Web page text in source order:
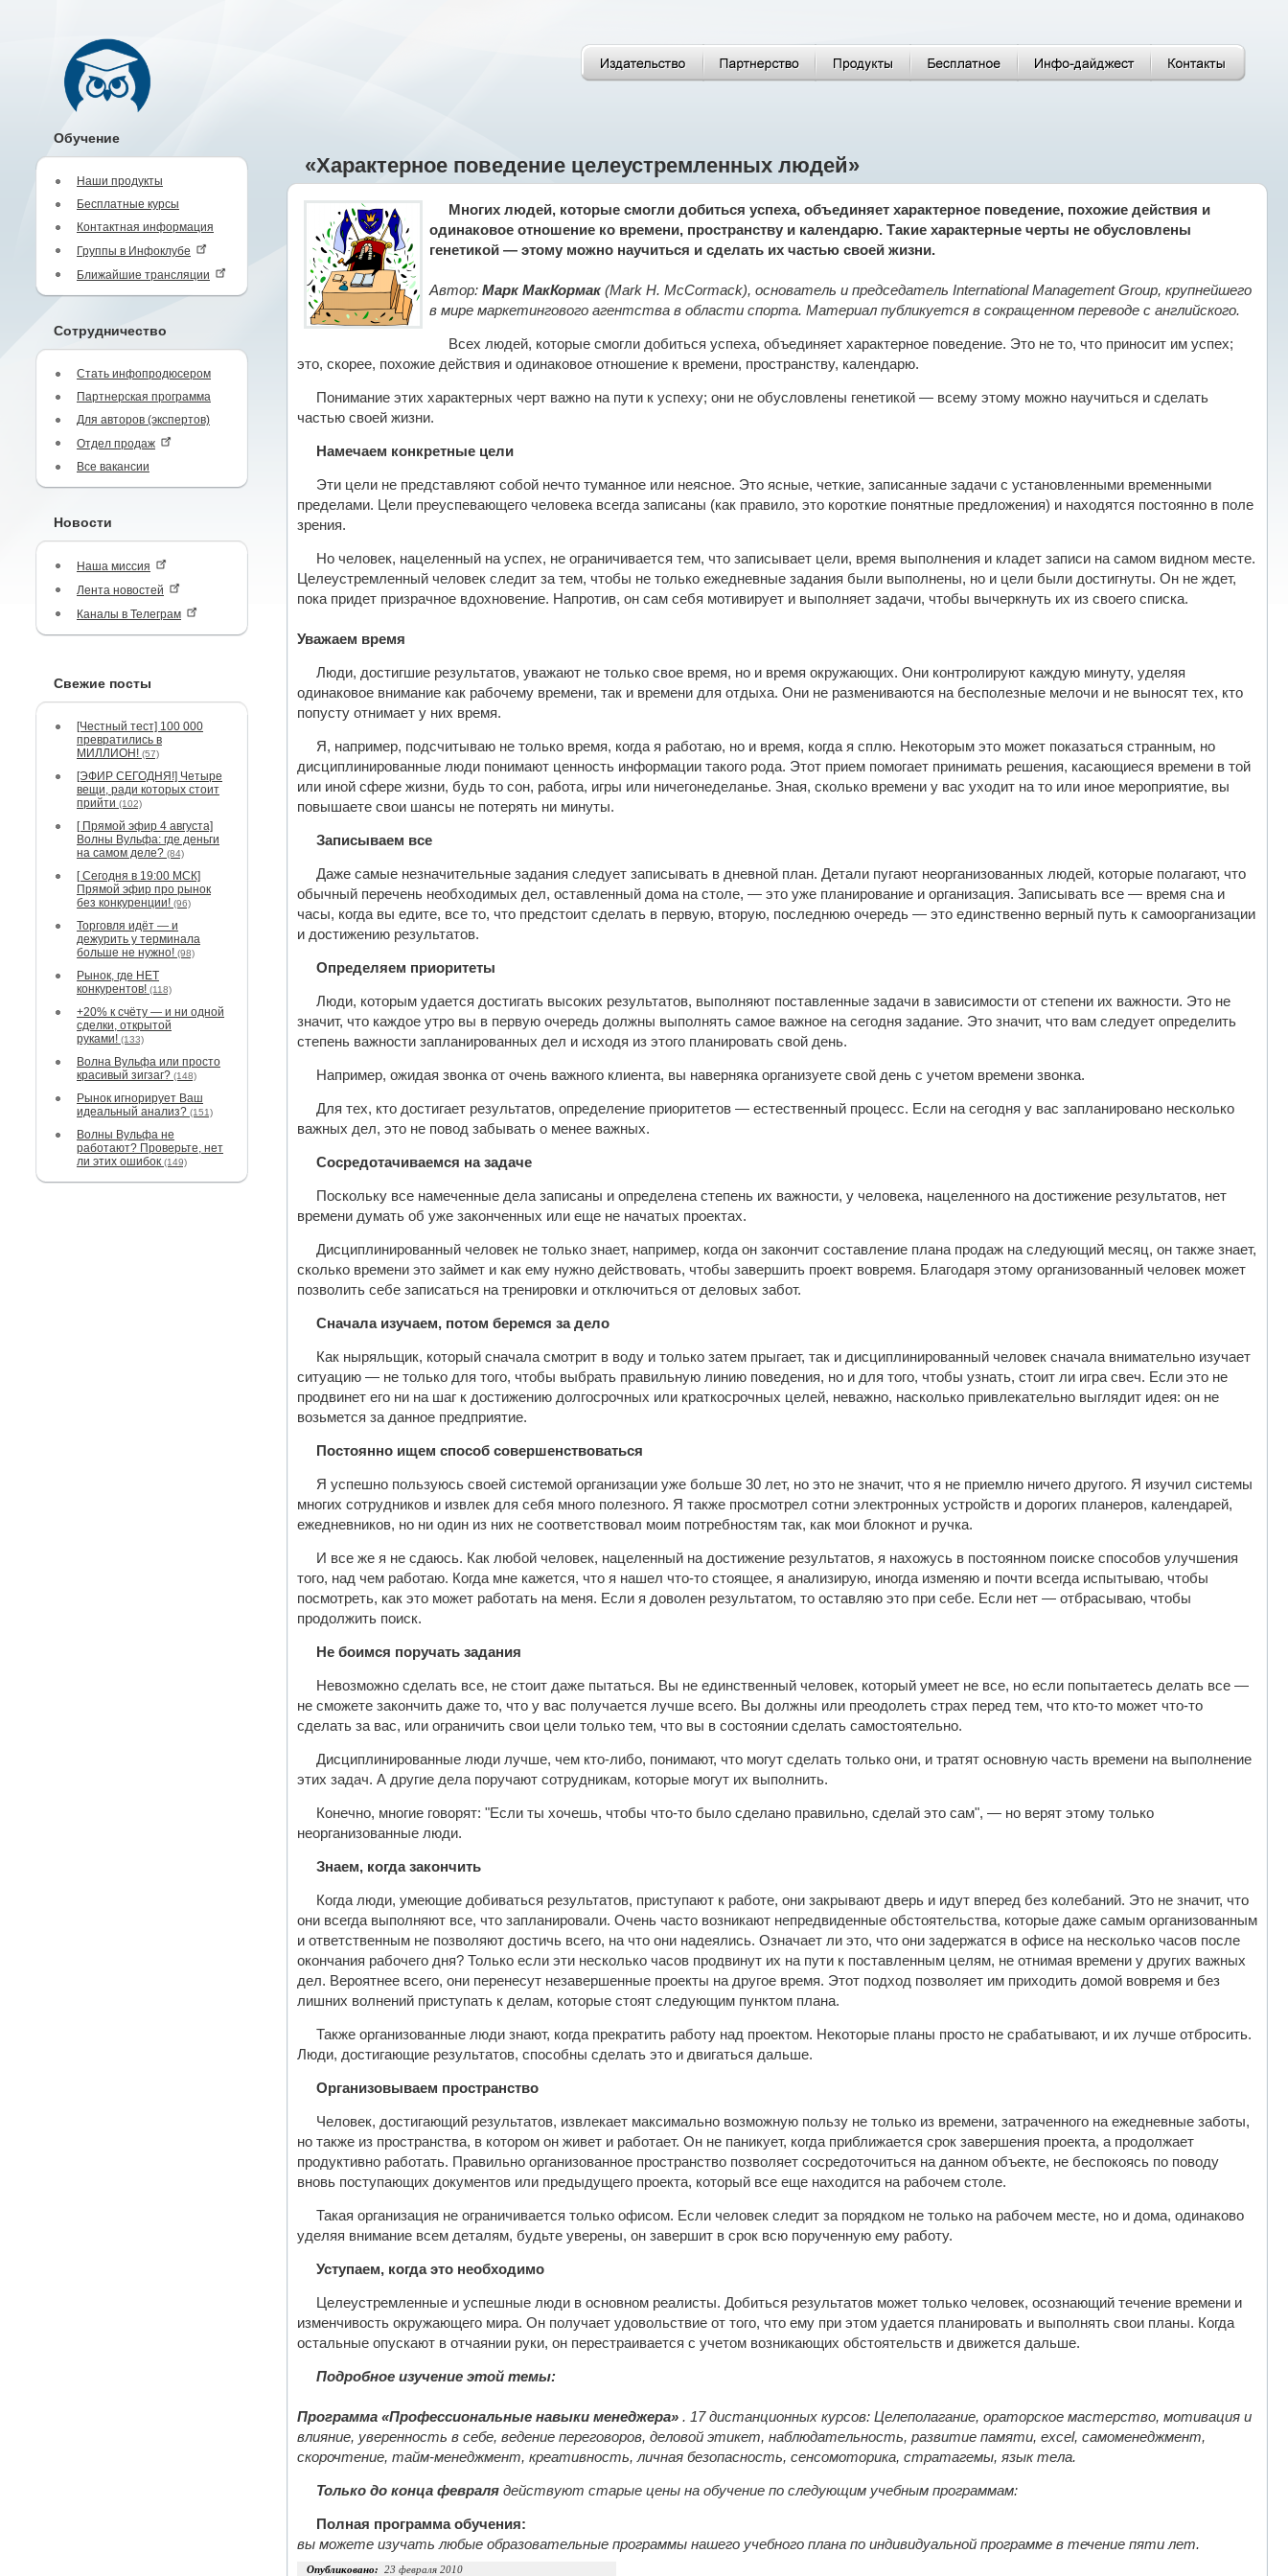
Обучение
Наши продукты
Бесплатные курсы
Контактная информация
Группы в Инфоклубе
Ближайшие трансляции
Сотрудничество
Стать инфопродюсером
Партнерская программа
Для авторов (экспертов)
Отдел продаж
Все вакансии
Новости
Наша миссия
Лента новостей
Каналы в Телеграм
Свежие посты
[Честный тест] 100 000
превратились в
МИЛЛИОН! (57)
[ЭФИР СЕГОДНЯ!] Четыре
вещи, ради которых стоит
прийти (102)
[ Прямой эфир 4 августа]
Волны Вульфа: где деньги
на самом деле? (84)
[ Сегодня в 19:00 МСК]
Прямой эфир про рынок
без конкуренции! (96)
Торговля идёт — и
дежурить у терминала
больше не нужно! (98)
Рынок, где НЕТ
конкурентов! (118)
+20% к счёту — и ни одной
сделки, открытой
руками! (133)
Волна Вульфа или просто
красивый зигзаг? (148)
Рынок игнорирует Ваш
идеальный анализ? (151)
Волны Вульфа не
работают? Проверьте, нет
ли этих ошибок (149)
«Характерное поведение целеустремленных людей»
Многих людей, которые смогли добиться успеха, объединяет характерное поведение, похожие действия и
одинаковое отношение ко времени, пространству и календарю. Такие характерные черты не обусловлены
генетикой — этому можно научиться и сделать их частью своей жизни.
Автор: Марк МакКормак (Mark H. McCormack), основатель и председатель International Management Group, крупнейшего
в мире маркетингового агентства в области спорта. Материал публикуется в сокращенном переводе с английского.
Всех людей, которые смогли добиться успеха, объединяет характерное поведение. Это не то, что приносит им успех;
это, скорее, похожие действия и одинаковое отношение к времени, пространству, календарю.
Понимание этих характерных черт важно на пути к успеху; они не обусловлены генетикой — всему этому можно научиться и сделать
частью своей жизни.
Намечаем конкретные цели
Эти цели не представляют собой нечто туманное или неясное. Это ясные, четкие, записанные задачи с установленными временными
пределами. Цели преуспевающего человека всегда записаны (как правило, это короткие понятные предложения) и находятся постоянно в поле
зрения.
Но человек, нацеленный на успех, не ограничивается тем, что записывает цели, время выполнения и кладет записи на самом видном месте.
Целеустремленный человек следит за тем, чтобы не только ежедневные задания были выполнены, но и цели были достигнуты. Он не ждет,
пока придет призрачное вдохновение. Напротив, он сам себя мотивирует и выполняет задачи, чтобы вычеркнуть их из своего списка.
Уважаем время
Люди, достигшие результатов, уважают не только свое время, но и время окружающих. Они контролируют каждую минуту, уделяя
одинаковое внимание как рабочему времени, так и времени для отдыха. Они не размениваются на бесполезные мелочи и не выносят тех, кто
попусту отнимает у них время.
Я, например, подсчитываю не только время, когда я работаю, но и время, когда я сплю. Некоторым это может показаться странным, но
дисциплинированные люди понимают ценность информации такого рода. Этот прием помогает принимать решения, касающиеся времени в той
или иной сфере жизни, будь то сон, работа, игры или ничегонеделанье. Зная, сколько времени у вас уходит на то или иное мероприятие, вы
повышаете свои шансы не потерять ни минуты.
Записываем все
Даже самые незначительные задания следует записывать в дневной план. Детали пугают неорганизованных людей, которые полагают, что
обычный перечень необходимых дел, оставленный дома на столе, — это уже планирование и организация. Записывать все — время сна и
часы, когда вы едите, все то, что предстоит сделать в первую, вторую, последнюю очередь — это единственно верный путь к самоорганизации
и достижению результатов.
Определяем приоритеты
Люди, которым удается достигать высоких результатов, выполняют поставленные задачи в зависимости от степени их важности. Это не
значит, что каждое утро вы в первую очередь должны выполнять самое важное на сегодня задание. Это значит, что вам следует определить
степень важности запланированных дел и исходя из этого планировать свой день.
Например, ожидая звонка от очень важного клиента, вы наверняка организуете свой день с учетом времени звонка.
Для тех, кто достигает результатов, определение приоритетов — естественный процесс. Если на сегодня у вас запланировано несколько
важных дел, это не повод забывать о менее важных.
Сосредотачиваемся на задаче
Поскольку все намеченные дела записаны и определена степень их важности, у человека, нацеленного на достижение результатов, нет
времени думать об уже законченных или еще не начатых проектах.
Дисциплинированный человек не только знает, например, когда он закончит составление плана продаж на следующий месяц, он также знает,
сколько времени это займет и как ему нужно действовать, чтобы завершить проект вовремя. Благодаря этому организованный человек может
позволить себе записаться на тренировки и отключиться от деловых забот.
Сначала изучаем, потом беремся за дело
Как ныряльщик, который сначала смотрит в воду и только затем прыгает, так и дисциплинированный человек сначала внимательно изучает
ситуацию — не только для того, чтобы выбрать правильную линию поведения, но и для того, чтобы узнать, стоит ли игра свеч. Если это не
продвинет его ни на шаг к достижению долгосрочных или краткосрочных целей, неважно, насколько привлекательно выглядит идея: он не
возьмется за данное предприятие.
Постоянно ищем способ совершенствоваться
Я успешно пользуюсь своей системой организации уже больше 30 лет, но это не значит, что я не приемлю ничего другого. Я изучил системы
многих сотрудников и извлек для себя много полезного. Я также просмотрел сотни электронных устройств и дорогих планеров, календарей,
ежедневников, но ни один из них не соответствовал моим потребностям так, как мои блокнот и ручка.
И все же я не сдаюсь. Как любой человек, нацеленный на достижение результатов, я нахожусь в постоянном поиске способов улучшения
того, над чем работаю. Когда мне кажется, что я нашел что-то стоящее, я анализирую, иногда изменяю и почти всегда испытываю, чтобы
посмотреть, как это может работать на меня. Если я доволен результатом, то оставляю это при себе. Если нет — отбрасываю, чтобы
продолжить поиск.
Не боимся поручать задания
Невозможно сделать все, не стоит даже пытаться. Вы не единственный человек, который умеет не все, но если попытаетесь делать все —
не сможете закончить даже то, что у вас получается лучше всего. Вы должны или преодолеть страх перед тем, что кто-то может что-то
сделать за вас, или ограничить свои цели только тем, что вы в состоянии сделать самостоятельно.
Дисциплинированные люди лучше, чем кто-либо, понимают, что могут сделать только они, и тратят основную часть времени на выполнение
этих задач. А другие дела поручают сотрудникам, которые могут их выполнить.
Конечно, многие говорят: "Если ты хочешь, чтобы что-то было сделано правильно, сделай это сам", — но верят этому только
неорганизованные люди.
Знаем, когда закончить
Когда люди, умеющие добиваться результатов, приступают к работе, они закрывают дверь и идут вперед без колебаний. Это не значит, что
они всегда выполняют все, что запланировали. Очень часто возникают непредвиденные обстоятельства, которые даже самым организованным
и ответственным не позволяют достичь всего, на что они надеялись. Означает ли это, что они задержатся в офисе на несколько часов после
окончания рабочего дня? Только если эти несколько часов продвинут их на пути к поставленным целям, не отнимая времени у других важных
дел. Вероятнее всего, они перенесут незавершенные проекты на другое время. Этот подход позволяет им приходить домой вовремя и без
лишних волнений приступать к делам, которые стоят следующим пунктом плана.
Также организованные люди знают, когда прекратить работу над проектом. Некоторые планы просто не срабатывают, и их лучше отбросить.
Люди, достигающие результатов, способны сделать это и двигаться дальше.
Организовываем пространство
Человек, достигающий результатов, извлекает максимально возможную пользу не только из времени, затраченного на ежедневные заботы,
но также из пространства, в котором он живет и работает. Он не паникует, когда приближается срок завершения проекта, а продолжает
продуктивно работать. Правильно организованное пространство позволяет сосредоточиться на данном объекте, не беспокоясь по поводу
вновь поступающих документов или предыдущего проекта, который все еще находится на рабочем столе.
Такая организация не ограничивается только офисом. Если человек следит за порядком не только на рабочем месте, но и дома, одинаково
уделяя внимание всем деталям, будьте уверены, он завершит в срок всю порученную ему работу.
Уступаем, когда это необходимо
Целеустремленные и успешные люди в основном реалисты. Добиться результатов может только человек, осознающий течение времени и
изменчивость окружающего мира. Он получает удовольствие от того, что ему при этом удается планировать и выполнять свои планы. Когда
остальные опускают в отчаянии руки, он перестраивается с учетом возникающих обстоятельств и движется дальше.
Подробное изучение этой темы:
Программа «Профессиональные навыки менеджера» . 17 дистанционных курсов: Целеполагание, ораторское мастерство, мотивация и
влияние, уверенность в себе, ведение переговоров, деловой этикет, наблюдательность, развитие памяти, excel, самоменеджмент,
скорочтение, тайм-менеджмент, креативность, личная безопасность, сенсомоторика, стратагемы, язык тела.
Только до конца февраля действуют старые цены на обучение по следующим учебным программам:
Полная программа обучения:
вы можете изучать любые образовательные программы нашего учебного плана по индивидуальной программе в течение пяти лет.
Опубликовано: 23 февраля 2010